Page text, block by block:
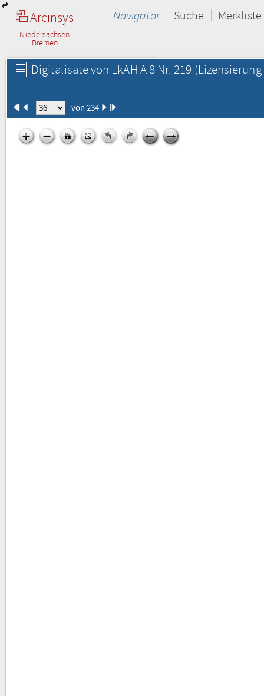
Arcinsys
Niedersachsen
Bremen
Navigator Suche Merkliste
Digitalisate von LkAH A 8 Nr. 219
von 234